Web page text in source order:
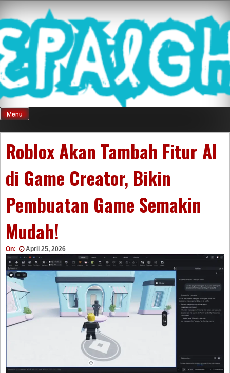
content
Mnepalghopa
Review Game
Terkini Paling
Seluruh Di
Indonesia
Menu
Roblox Akan Tambah Fitur AI
di Game Creator, Bikin
Pembuatan Game Semakin
Mudah!
On: April 25, 2026